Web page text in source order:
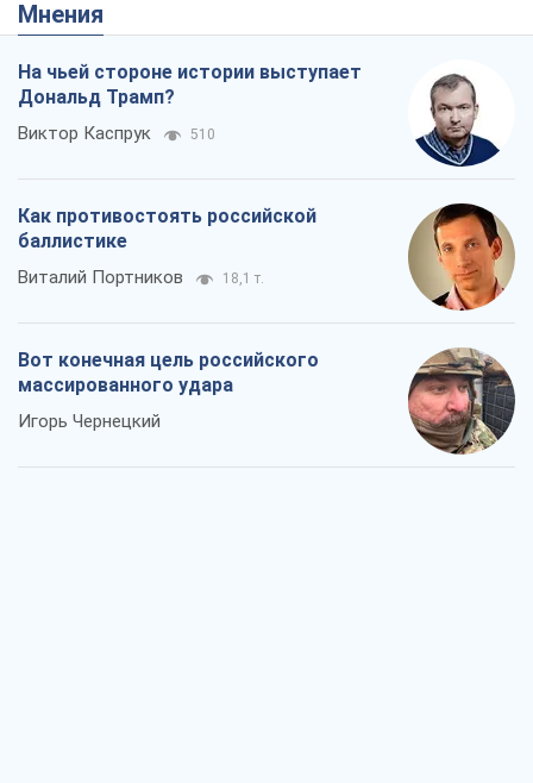
Мнения
На чьей стороне истории выступает
Дональд Трамп?
Виктор Каспрук 510
Как противостоять российской
баллистике
Виталий Портников 18,1 т.
Вот конечная цель российского
массированного удара
Игорь Чернецкий